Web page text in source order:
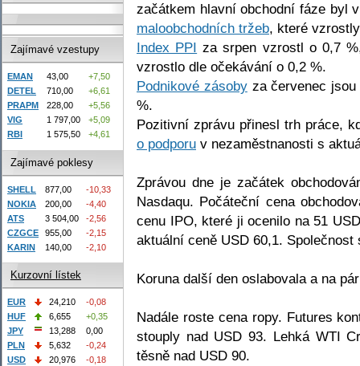
začátkem hlavní obchodní fáze byl
maloobchodních tržeb, které
Index PPI za srpen vzrostl o 0,7
vzrostlo dle očekávání o 0,2 %.
Podnikové zásobyza červenec jsou
%.
Pozitivní zprávu přinesl trh práce,
o podporu v nezaměstnanosti s
Zprávou dne je začátek
Nasdaqu. Počáteční cena
cenu IPO, které ji ocenilo na 51
aktuální ceně USD 60,1.
Koruna další den oslabovala a na
Nadále roste cena ropy. Futures
stouply nad USD 93. Lehká WTI
těsně nad USD 90.
Zajímavé vzestupy
EMAN 43,00
+7,50
DETEL
710,00
+6,61
PRAPM
228,00
+5,56
VIG
1 797,00
+5,09
RBI
1 575,50 +4,61
Zajímavé poklesy
SHELL 877,00
-10,33
NOKIA
200,00
-4,40
ATS
3 504,00
-2,56
CZGCE
955,00
-2,15
KARIN
140,00 -2,10
Kurzovní lístek
EUR 24,210
-0,08
HUF
6,655
+0,35
JPY
13,288
0,00
PLN
5,632
-0,24
USD
20,976 -0,18